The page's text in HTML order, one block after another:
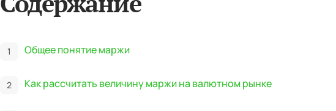
Общее понятие маржи
Как рассчитать величину маржи на валютном рынке